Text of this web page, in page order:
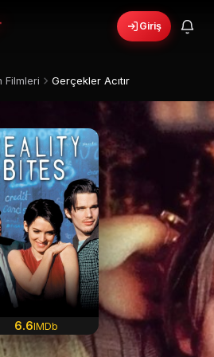
Giriş
Filmleri Gerçekler Acıtır
6.6IMDb